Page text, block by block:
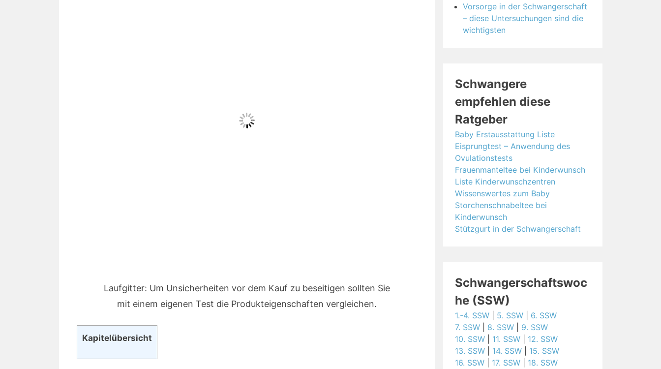
Laufgitter: Um Unsicherheiten vor dem Kauf zu beseitigen sollten Sie
mit einem eigenen Test die Produkteigenschaften vergleichen.
Kapitelübersicht
Vorsorge in der Schwangerschaft
– diese Untersuchungen sind die
wichtigsten
Schwangere
empfehlen diese
Ratgeber
Baby Erstausstattung Liste
Eisprungtest – Anwendung des
Ovulationstests
Frauenmanteltee bei Kinderwunsch
Liste Kinderwunschzentren
Wissenswertes zum Baby
Storchenschnabeltee bei
Kinderwunsch
Stützgurt in der Schwangerschaft
Schwangerschaftswoc
he (SSW)
1.-4. SSW 5. SSW
6. SSW
7. SSW
8. SSW
9. SSW
10. SSW
11. SSW
12. SSW
13. SSW
14. SSW
15. SSW
16. SSW
17. SSW
18. SSW